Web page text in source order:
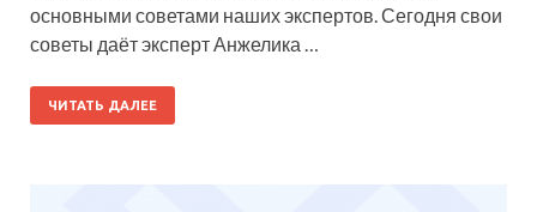
основными советами наших экспертов. Сегодня свои
советы даёт эксперт Анжелика …
ЧИТАТЬ ДАЛЕЕ